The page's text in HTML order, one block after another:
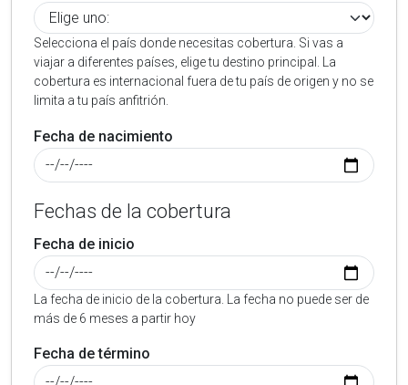
Selecciona el país donde necesitas cobertura. Si vas a
viajar a diferentes países, elige tu destino principal. La
cobertura es internacional fuera de tu país de origen y no se
limita a tu país anfitrión.
Fecha de nacimiento
Fechas de la cobertura
Fecha de inicio
La fecha de inicio de la cobertura. La fecha no puede ser de
más de 6 meses a partir hoy
Fecha de término